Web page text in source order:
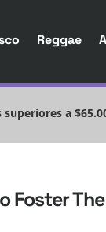
Reggae
superiores a
Foster